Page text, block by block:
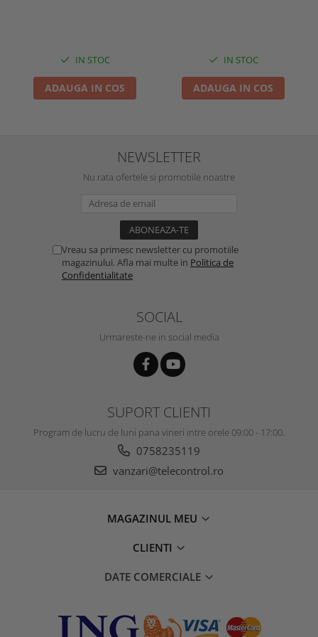
IN STOC
ADAUGA IN COS
IN STOC
ADAUGA IN COS
NEWSLETTER
Nu rata ofertele si promotiile noastre
Vreau sa primesc newsletter cu promotiile
magazinului. Afla mai multe in Politica de
Confidentialitate
SOCIAL
Urmareste-ne in social media
SUPORT CLIENTI
Program de lucru de luni pana vineri intre orele 09:00 - 17:00.
0758235119
vanzari@telecontrol.ro
MAGAZINUL MEU
CLIENTI
DATE COMERCIALE